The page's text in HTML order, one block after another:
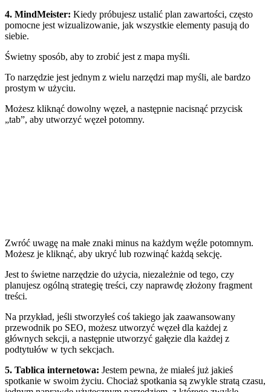
4. MindMeister: Kiedy próbujesz ustalić plan zawartości, często
pomocne jest wizualizowanie, jak wszystkie elementy pasują do
siebie.
Świetny sposób, aby to zrobić jest z mapa myśli.
To narzędzie jest jednym z wielu narzędzi map myśli, ale bardzo
prostym w użyciu.
Możesz kliknąć dowolny węzeł, a następnie nacisnąć przycisk
„tab”, aby utworzyć węzeł potomny.
Zwróć uwagę na małe znaki minus na każdym węźle potomnym.
Możesz je kliknąć, aby ukryć lub rozwinąć każdą sekcję.
Jest to świetne narzędzie do użycia, niezależnie od tego, czy
planujesz ogólną strategię treści, czy naprawdę złożony fragment
treści.
Na przykład, jeśli stworzyłeś coś takiego jak zaawansowany
przewodnik po SEO, możesz utworzyć węzeł dla każdej z
głównych sekcji, a następnie utworzyć gałęzie dla każdej z
podtytułów w tych sekcjach.
5. Tablica internetowa: Jestem pewna, że miałeś już jakieś
spotkanie w swoim życiu. Chociaż spotkania są zwykle stratą czasu,